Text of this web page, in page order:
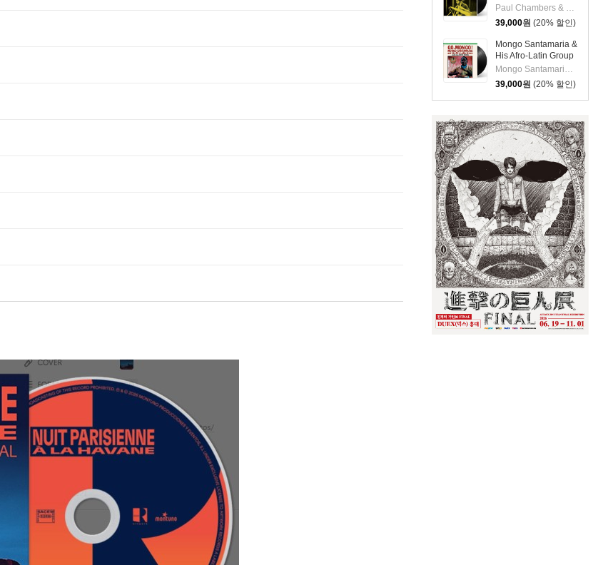
임버스 & 존 콜트레
인) - A Jazz
Delegation From the
East: Chamber's
Music [LP]
Paul Chambers & John Coltrane
39,000원 (20% 할인)
Mongo Santamaria &
His Afro-Latin Group
(몽고 산타마리아 &
히스 아프로 라틴 그
룹) - Go Mongo!
(Feat. Chick Corea)
Mongo Santamaria & His Afro-Latin Group
39,000원 (20% 할인)